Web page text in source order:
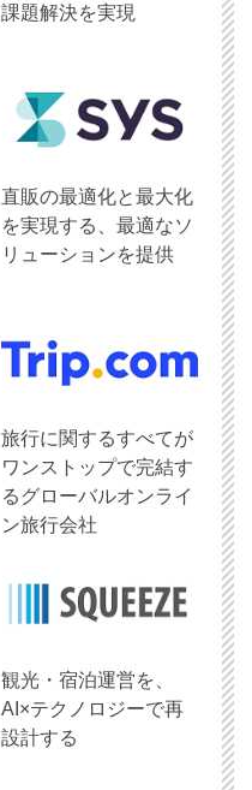
課題解決を実現
直販の最適化と最大化
を実現する、最適なソ
リューションを提供
旅行に関するすべてが
ワンストップで完結す
るグローバルオンライ
ン旅行会社
観光・宿泊運営を、
AI×テクノロジーで再
設計する